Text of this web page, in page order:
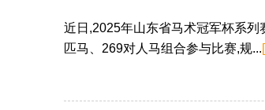
近日,2025年山东省马术冠军杯系
匹马、269对人马组合参与比赛,规...